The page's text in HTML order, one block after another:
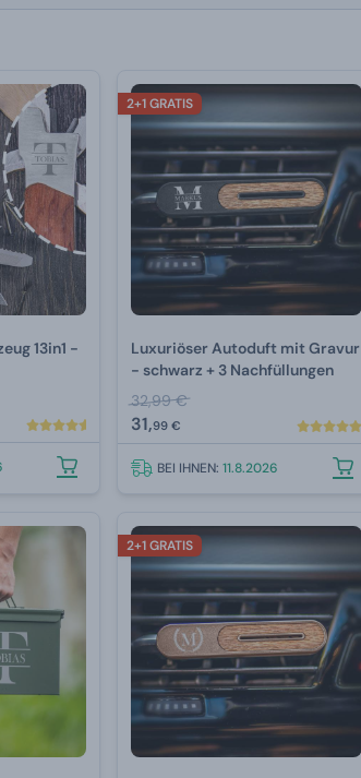
13in1 -
2+1 GRATIS
Luxuriöser Autoduft mit Gravur
- schwarz + 3 Nachfüllungen
32,99 €
31,99 €
BEI IHNEN:11.8.2026
2+1 GRATIS